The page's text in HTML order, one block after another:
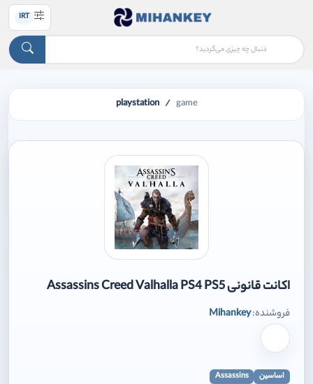
IRT
game
playstation
اکانت قانونی Assassins Creed Valhalla PS4 PS5
فروشنده:Mihankey
برای افزودن وارد شوید
اساسین Assassins